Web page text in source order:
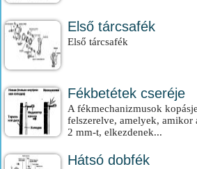
Első tárcsafék
Első tárcsafék
Fékbetétek cseréje
A fékmechanizmusok
felszerelve, amelyek, amikor
2 mm-t, elkezdenek...
Hátsó dobfék